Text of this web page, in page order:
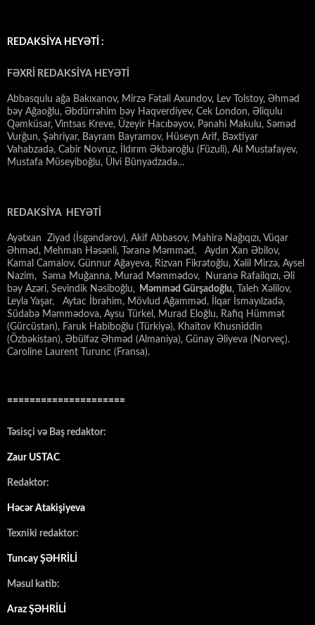
REDAKSİYA HEYƏTİ :
FƏXRİ REDAKSİYA HEYƏTİ
Abbasqulu ağa Bakıxanov, Mirzə Fətəli Axundov, Lev Tolstoy, Əhməd
bəy Ağaoğlu, Əbdürrəhim bəy Haqverdiyev, Cek London, Əliqulu
Qəmküsar, Vintsas Kreve, Üzeyir Hacıbəyov, Pənahi Makulu, Səməd
Vurğun, Şəhriyar, Bayram Bayramov, Hüseyn Arif, Bəxtiyar
Vahabzadə, Cabir Novruz, İldırım Əkbəroğlu (Füzuli), Alı Mustafayev,
Mustafa Müseyiboğlu, Ülvi Bünyadzadə…
REDAKSİYA HEYƏTİ
Ayətxan Ziyad (İsgəndərov), Akif Abbasov, Mahirə Nağıqızı, Vüqar
Əhməd, Mehman Həsənli, Təranə Məmməd, Aydın Xan Əbilov,
Kamal Camalov, Günnur Ağayeva, Rizvan Fikrətoğlu, Xəlil Mirzə, Aysel
Nazim, Səma Muğanna, Murad Məmmədov, Nuranə Rafailqızı, Əli
bəy Azəri, Sevindik Nəsiboğlu, Məmməd Gürşadoğlu, Taleh Xəlilov,
Leyla Yaşar, Aytac İbrahim, Mövlud Ağamməd, İlqar İsmayılzadə,
Südabə Məmmədova, Aysu Türkel, Murad Eloğlu, Rafiq Hümmət
(Gürcüstan), Faruk Habiboğlu (Türkiyə), Khaitov Khusniddin
(Özbəkistan), Əbülfəz Əhməd (Almaniya), Günay Əliyeva (Norveç).
Caroline Laurent Turunc (Fransa).
=====================
Təsisçi və Baş redaktor:
Zaur USTAC
Redaktor:
Həcər Atakişiyeva
Texniki redaktor:
Tuncay ŞƏHRİLİ
Məsul katib:
Araz ŞƏHRİLİ